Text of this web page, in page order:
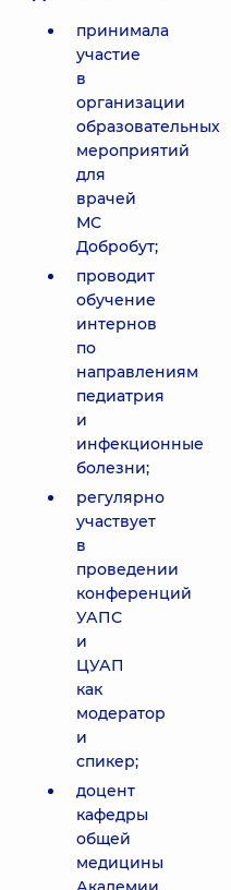
принимала
участие
в
организации
образовательных
мероприятий
для
врачей
МС
Добробут;
проводит
обучение
интернов
по
направлениям
педиатрия
и
инфекционные
болезни;
регулярно
участвует
в
проведении
конференций
УАПС
и
ЦУАП
как
модератор
и
спикер;
доцент
кафедры
общей
медицины